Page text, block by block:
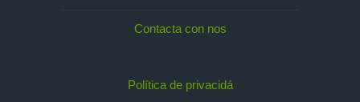
Contacta con nos
Política de privacidá